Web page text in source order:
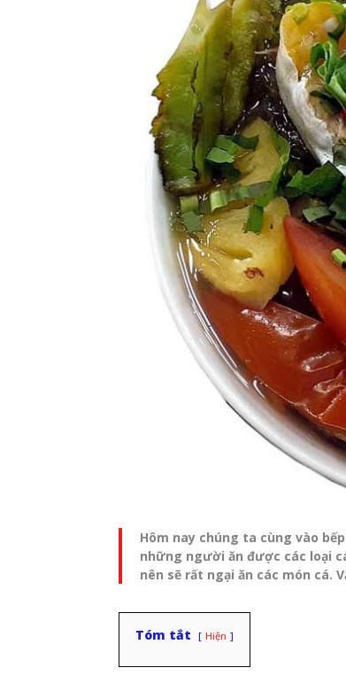
Hôm nay chúng ta cùng vào
những người ăn được các loại
nên sẽ rất ngại ăn các món cá.
Tóm tắt Hiện